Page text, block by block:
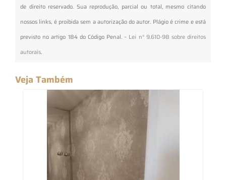
de direito reservado. Sua reprodução, parcial ou total, mesmo citando
nossos links, é proibida sem a autorização do autor. Plágio é crime e está
previsto no artigo 184 do Código Penal. – Lei n° 9.610-98 sobre direitos
autorais.
Veja Também